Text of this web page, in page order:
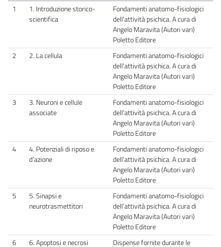
1
1. Introduzione storico-
scientifica
Fondamenti anatomo-fisiologici
dell'attività psichica. A cura di
Angelo Maravita (Autori vari)
Poletto Editore
2
2. La cellula
Fondamenti anatomo-fisiologici
dell'attività psichica. A cura di
Angelo Maravita (Autori vari)
Poletto Editore
3
3. Neuroni e cellule
associate
Fondamenti anatomo-fisiologici
dell'attività psichica. A cura di
Angelo Maravita (Autori vari)
Poletto Editore
4
4. Potenziali di riposo e
d’azione
Fondamenti anatomo-fisiologici
dell'attività psichica. A cura di
Angelo Maravita (Autori vari)
Poletto Editore
5
5. Sinapsi e
neurotrasmettitori
Fondamenti anatomo-fisiologici
dell'attività psichica. A cura di
Angelo Maravita (Autori vari)
Poletto Editore
6
6. Apoptosi e necrosi Dispense fornite durante le